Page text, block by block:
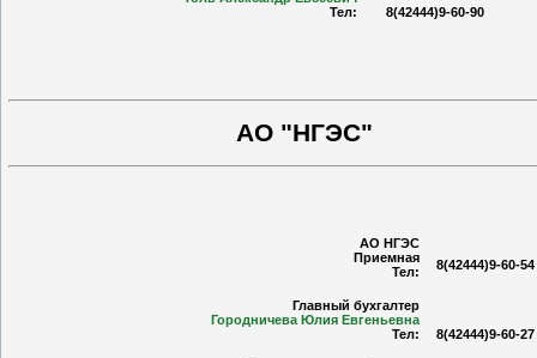
Тел:
8(42444)9-60-90
АО "НГЭС"
АО НГЭС
Приемная
Тел:
8(42444)9-60-54
Главный бухгалтер
Городничева Юлия Евгеньевна
Тел:
8(42444)9-60-27